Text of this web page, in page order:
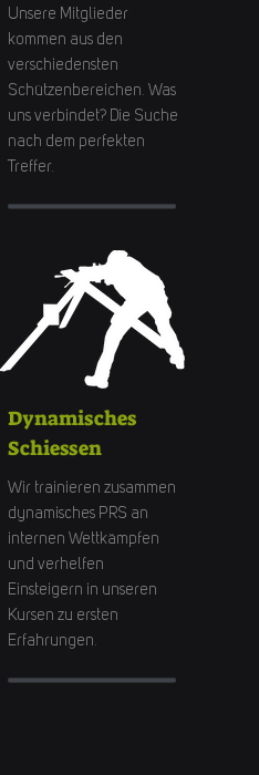
Unsere Mitglieder
kommen aus den
verschiedensten
Schützenbereichen. Was
uns verbindet? Die Suche
nach dem perfekten
Treffer.
Dynamisches
Schiessen
Wir trainieren zusammen
dynamisches PRS an
internen Wettkämpfen
und verhelfen
Einsteigern in unseren
Kursen zu ersten
Erfahrungen.